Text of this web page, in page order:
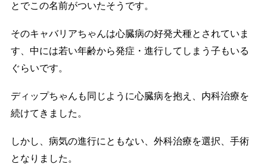
とでこの名前がついたそうです。
そのキャバリアちゃんは心臓病の好発犬種とされていま
す、中には若い年齢から発症・進行してしまう子もいる
ぐらいです。
ディップちゃんも同じように心臓病を抱え、内科治療を
続けてきました。
しかし、病気の進行にともない、外科治療を選択、手術
となりました。